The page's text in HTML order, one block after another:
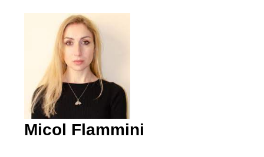
Micol Flammini